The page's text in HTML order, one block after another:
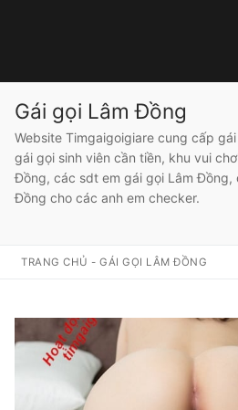
Gái gọi Lâm Đồng
Website Timgaigoigiare cung cấp
gái gọi sinh viên cần tiền, khu vui
Đồng, các sdt em gái gọi Lâm Đồng,
Đồng cho các anh em checker.
TRANG CHỦ -GÁI GỌI LÂM ĐỒNG